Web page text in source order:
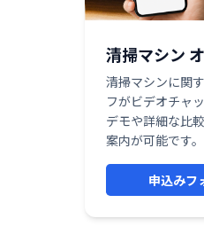
清掃マシン
清掃マシンに関
フがビデオチャ
デモや詳細な比
案内が可能です。
申込みフ